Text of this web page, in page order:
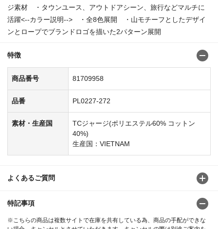
ジ素材 ・タウンユース、アウトドアシーン、旅行などマルチに
活躍<--カラー説明--> ・全8色展開 ・山モチーフとしたデザイ
ンとロープでブランドロゴを描いた2パターン展開
特徴
商品番号 81709958
品番 PL0227-272
素材・生産国
TCジャージ(ポリエステル60% コットン
40%)
生産国：VIETNAM
よくあるご質問
特記事項
※こちらの商品は複数サイトで在庫を共有している為、商品の手配ができな